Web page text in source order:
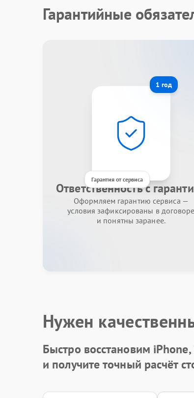
Гарантийные
1 год
Гарантия от сервиса
Ответственность с
Оформляем гарантию сервиса —
условия зафиксированы в договоре
и понятны заранее.
Нужен
Быстро восстановим
и получите точный расчёт